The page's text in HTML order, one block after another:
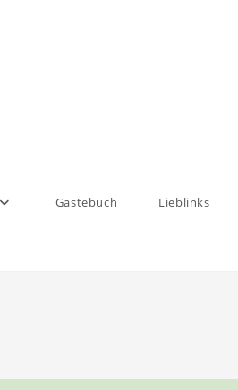
Gästebuch Lieblinks